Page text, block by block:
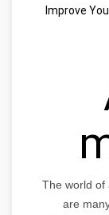
Improve
The world of
are